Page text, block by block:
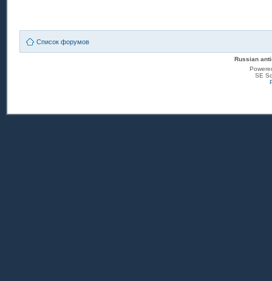
Список форумов
Russian
SE